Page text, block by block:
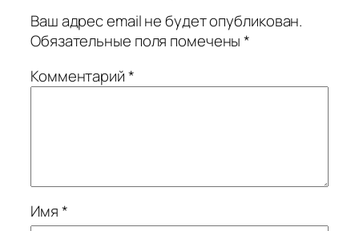
Ваш адрес email не будет опубликован.
Обязательные поля помечены*
Комментарий*
Имя*